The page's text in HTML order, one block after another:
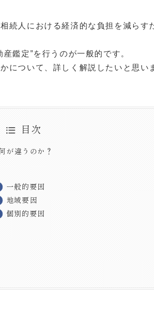
続人における経済的な負担を減らす
鑑定”を行うのが一般的です。
について、詳しく解説したいと思い
目次
が違うのか？
一般的要因
地域要因
個別的要因